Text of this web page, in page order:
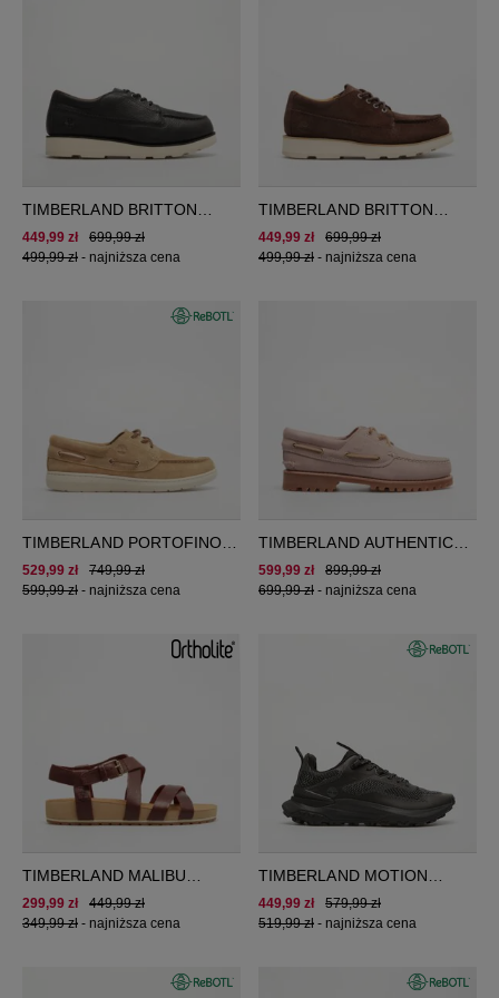
TIMBERLAND BRITTON
MILLS LACE UP SHOE
699,99 zł
449,99 zł
499,99 zł - najniższa cena
TIMBERLAND BRITTON
MILLS LACE UP SHOE
699,99 zł
449,99 zł
499,99 zł - najniższa cena
TIMBERLAND PORTOFINO
PIER BOAT SHOE
749,99 zł
529,99 zł
599,99 zł - najniższa cena
TIMBERLAND AUTHENTIC
BOAT SHOE899,99 zł
599,99 zł
699,99 zł - najniższa cena
TIMBERLAND MALIBU
WAVES BACKSTRAP SANDAL
449,99 zł
299,99 zł
349,99 zł - najniższa cena
TIMBERLAND MOTION
ACCESS
579,99 zł
449,99 zł
519,99 zł - najniższa cena